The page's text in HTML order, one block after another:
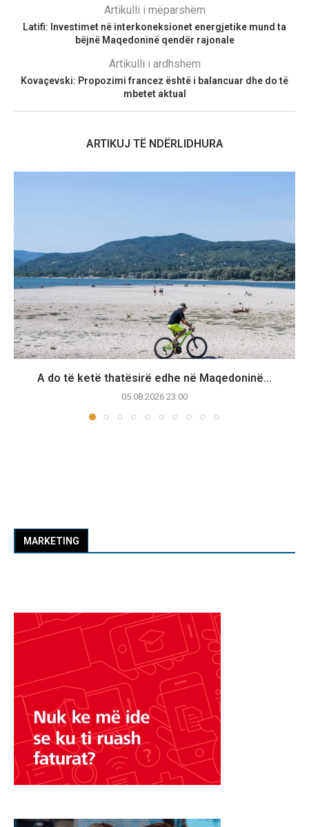
Artikulli i mëparshëm
Latifi: Investimet në interkoneksionet energjetike mund ta
bëjnë Maqedoninë qendër rajonale
Artikulli i ardhshëm
Kovaçevski: Propozimi francez është i balancuar dhe do të
mbetet aktual
ARTIKUJ TË NDËRLIDHURA
A do të ketë thatësirë edhe në Maqedoninë...
05.08.2026 23:00
MARKETING